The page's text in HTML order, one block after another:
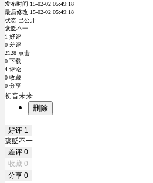
发布时间 15-02-02 05:49:18
最后修改 15-02-02 05:49:18
状态 已公开
褒贬不一
1 好评
0 差评
2128 点击
0 下载
4 评论
0 收藏
0 分享
初音未来
删除
好评 1
褒贬不一
差评 0
收藏 0
分享 0